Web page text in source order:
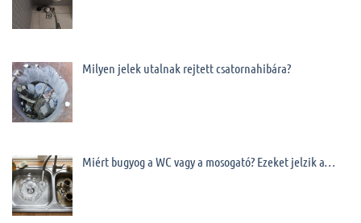
Milyen jelek utalnak rejtett csatornahibára?
Miért bugyog a WC vagy a mosogató? Ezeket jelzik a…